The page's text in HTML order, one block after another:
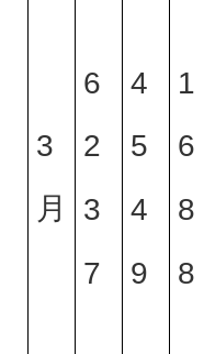
3
月
6
2
3
7
4
5
4
9
1
6
8
8